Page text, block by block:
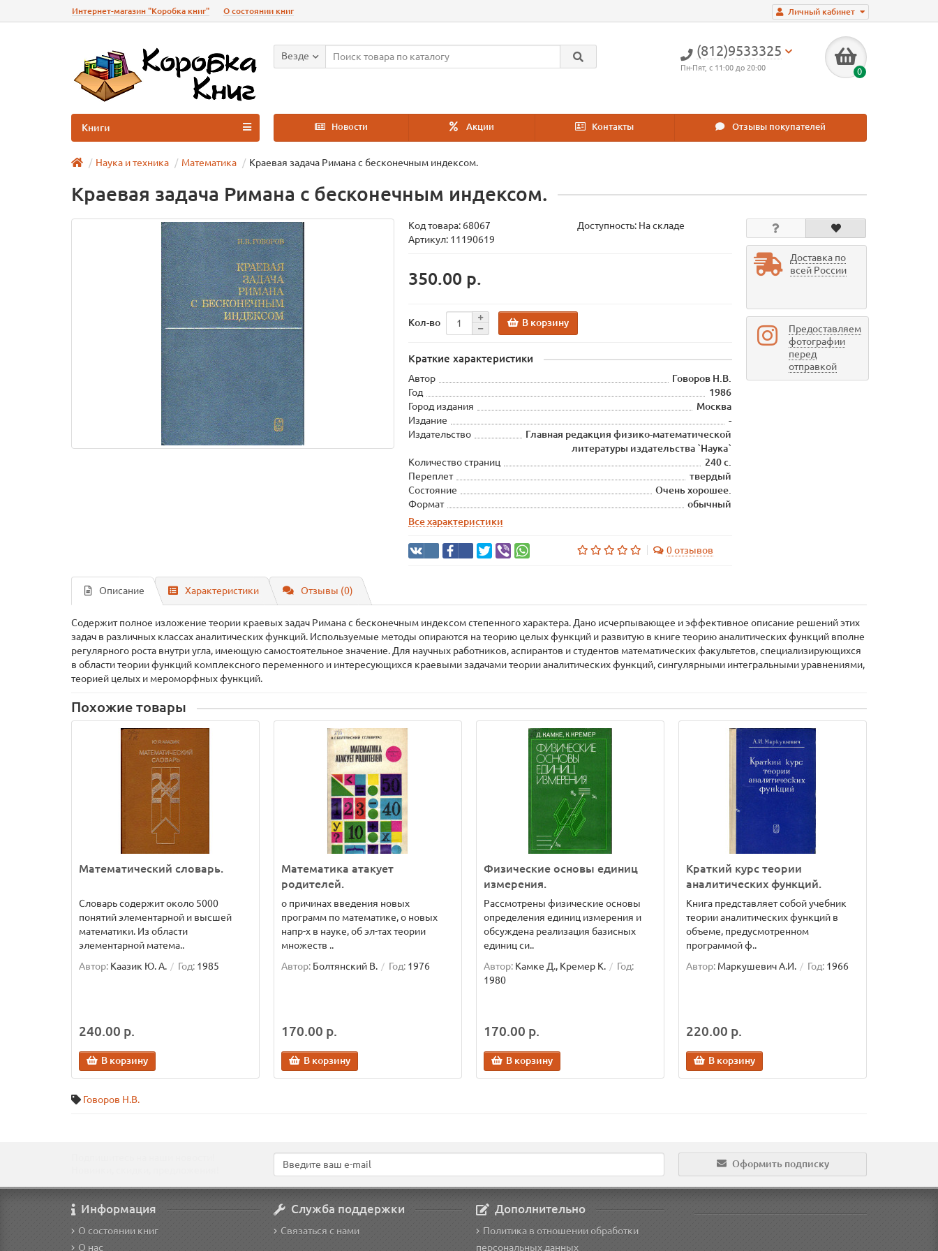
Личный кабинет
Интернет-магазин "Коробка книг" О состоянии книг
(812)9533325
Пн-Пят, с 11:00 до 20:00 0
Везде
Новости Акции Контакты Отзывы покупателей
Книги
Наука и техника Математика Краевая задача Римана с бесконечным индексом.
Краевая задача Римана с бесконечным индексом.
Код товара: 68067
Доступность: На складе
Артикул: 11190619
350.00 р.
Кол-во В корзину
Краткие характеристики
Автор
Говоров Н.В.
Год
1986
Город издания
Москва
Издание
-
Издательство
Главная редакция физико-математической
литературы издательства `Наука`
Количество страниц
240 с.
Переплет
твердый
Состояние
Очень хорошее.
Формат
обычный
Все характеристики
0 отзывов
Доставка по
всей России
Предоставляем
фотографии
перед
отправкой
Описание Характеристики Отзывы (0)
Содержит полное изложение теории краевых задач Римана с бесконечным индексом степенного характера. Дано исчерпывающее и эффективное описание решений этих
задач в различных классах аналитических функций. Используемые методы опираются на теорию целых функций и развитую в книге теорию аналитических функций вполне
регулярного роста внутри угла, имеющую самостоятельное значение. Для научных работников, аспирантов и студентов математических факультетов, специализирующихся
в области теории функций комплексного переменного и интересующихся краевыми задачами теории аналитических функций, сингулярными интегральными уравнениями,
теорией целых и мероморфных функций.
Похожие товары
Математический словарь.
Словарь содержит около 5000
понятий элементарной и высшей
математики. Из области
элементарной матема..
Автор: Каазик Ю. А. Год: 1985
240.00 р.
В корзину
Математика атакует
родителей.
о причинах введения новых
программ по математике, о новых
напр-х в науке, об эл-тах теории
множеств ..
Автор: Болтянский В. Год: 1976
170.00 р.
В корзину
Физические основы единиц
измерения.
Рассмотрены физические основы
определения единиц измерения и
обсуждена реализация базисных
единиц си..
Автор: Камке Д., Кремер К.
Год:
1980
170.00 р.
В корзину
Краткий курс теории
аналитических функций.
Книга представляет собой учебник
теории аналитических функций в
объеме, предусмотренном
программой ф..
Автор: Маркушевич А.И. Год: 1966
220.00 р.
В корзину
Говоров Н.В.
Оформить подписку
Информация
О состоянии книг
О нас
Служба поддержки
Связаться с нами
Дополнительно
Политика в отношении обработки
персональных данных